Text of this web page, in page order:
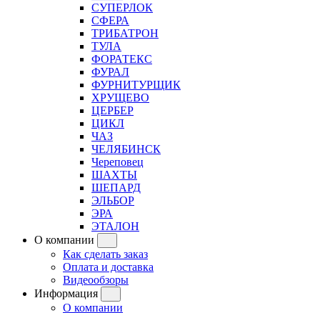
СУПЕРЛОК
СФЕРА
ТРИБАТРОН
ТУЛА
ФОРАТЕКС
ФУРАЛ
ФУРНИТУРЩИК
ХРУЩЕВО
ЦЕРБЕР
ЦИКЛ
ЧАЗ
ЧЕЛЯБИНСК
Череповец
ШАХТЫ
ШЕПАРД
ЭЛЬБОР
ЭРА
ЭТАЛОН
О компании
Как сделать заказ
Оплата и доставка
Видеообзоры
Информация
О компании